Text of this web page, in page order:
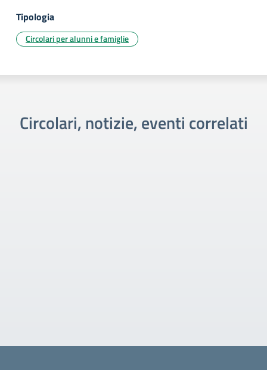
Tipologia
Circolari per alunni e famiglie
Circolari, notizie, eventi correlati